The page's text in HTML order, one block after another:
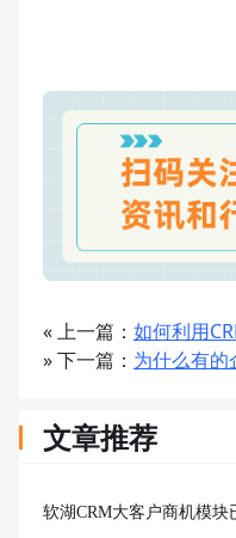
« 上一篇： 如何利用
» 下一篇： 为什么有的
文章推荐
软湖CRM大客户商机模块